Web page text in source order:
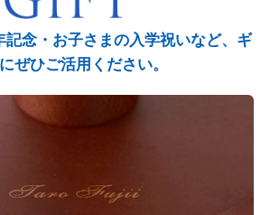
記念・お子さまの入学祝いなど、ギ
ぜひご活用ください。